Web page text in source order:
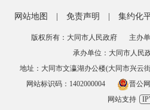
网站地图 免责声明 集约化
版权所有：大同市人民政府
主办
承办单位：大同市人民
地址：大同市文瀛湖办公楼(大同市兴云
网站标识码：1402000004
晋公
网站支持